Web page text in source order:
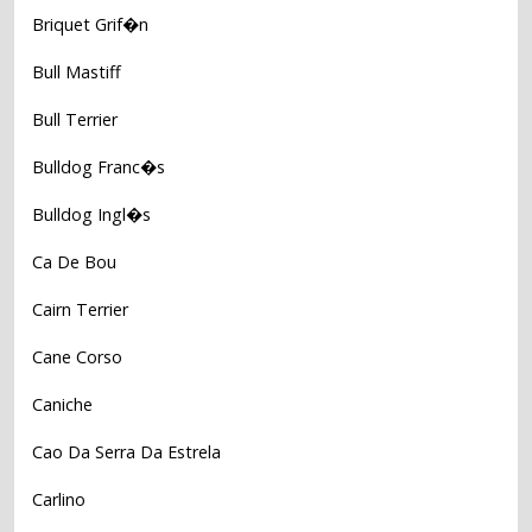
Briquet Grif�n
Bull Mastiff
Bull Terrier
Bulldog Franc�s
Bulldog Ingl�s
Ca De Bou
Cairn Terrier
Cane Corso
Caniche
Cao Da Serra Da Estrela
Carlino